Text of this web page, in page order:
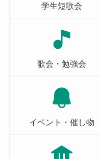
学生短歌会
歌会・勉強会
イベント・催し物